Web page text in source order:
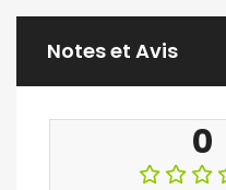
Notes et Avis
0